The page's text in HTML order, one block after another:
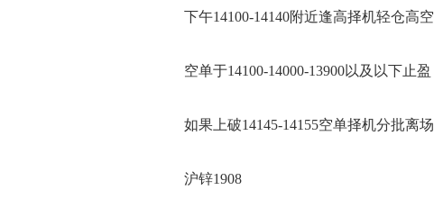
下午14100-14140附近逢高择机轻仓高空
空单于14100-14000-13900以及以下止盈
如果上破14145-14155空单择机分批离场
沪锌1908